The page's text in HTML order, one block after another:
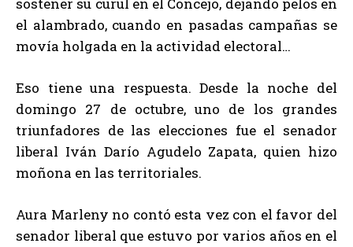
el alambrado, cuando en pasadas campañas se
movía holgada en la actividad electoral…
Eso tiene una respuesta. Desde la noche del
domingo 27 de octubre, uno de los grandes
triunfadores de las elecciones fue el senador
liberal Iván Darío Agudelo Zapata, quien hizo
moñona en las territoriales.
Aura Marleny no contó esta vez con el favor del
senador liberal que estuvo por varios años en el